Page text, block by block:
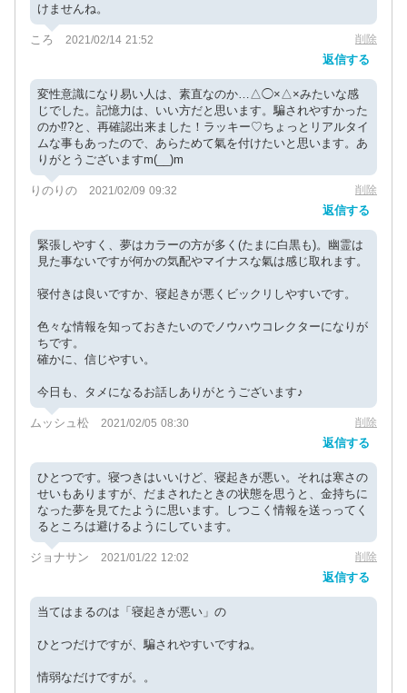
けませんね。
ころ 2021/02/14 21:52 削除
返信する
変性意識になり易い人は、素直なのか…△◯×△×みたいな感
じでした。記憶力は、いい方だと思います。騙されやすかった
のか⁉️?と、再確認出来ました！ラッキー♡ちょっとリアルタイ
ムな事もあったので、あらためて氣を付けたいと思います。あ
りがとうございますm(__)m
りのりの 2021/02/09 09:32 削除
返信する
緊張しやすく、夢はカラーの方が多く(たまに白黒も)。幽霊は
見た事ないですが何かの気配やマイナスな氣は感じ取れます。
寝付きは良いですか、寝起きが悪くビックリしやすいです。
色々な情報を知っておきたいのでノウハウコレクターになりが
ちです。
確かに、信じやすい。
今日も、タメになるお話しありがとうございます♪
ムッシュ松 2021/02/05 08:30 削除
返信する
ひとつです。寝つきはいいけど、寝起きが悪い。それは寒さの
せいもありますが、だまされたときの状態を思うと、金持ちに
なった夢を見てたように思います。しつこく情報を送っってく
るところは避けるようにしています。
ジョナサン 2021/01/22 12:02 削除
返信する
当てはまるのは「寝起きが悪い」の
ひとつだけですが、騙されやすいですね。
情弱なだけですが。。